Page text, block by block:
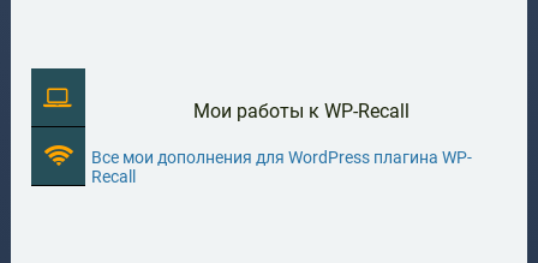
Мои работы к WP-Recall
Все мои дополнения для WordPress плагина WP-
Recall